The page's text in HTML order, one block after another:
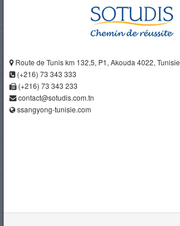
Route de Tunis km 132,5, P1, Akouda 4022, Tunisie
(+216) 73 343 333
(+216) 73 343 233
contact@sotudis.com.tn
ssangyong-tunisie.com